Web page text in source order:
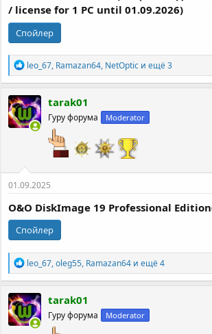
/ license for 1 PC until 01.09.2026)
Спойлер
Р
е
а
к
ц
и
и
leo_67, Ramazan64, NetOptic и ещё 3
tarak01
Гуру форума Moderator
01.09.2025
O&O DiskImage 19 Professional
Спойлер
Р
е
а
к
ц
и
и
leo_67,oleg55, Ramazan64 и ещё 4
tarak01
Гуру форума Moderator